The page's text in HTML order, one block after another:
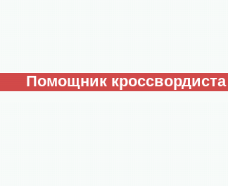
Помощник кроссвордиста